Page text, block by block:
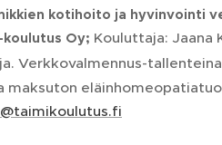
kotihoito ja hyvinvointi
koulutus Oy; Kouluttaja: Jaana
Verkkovalmennus-
maksuton